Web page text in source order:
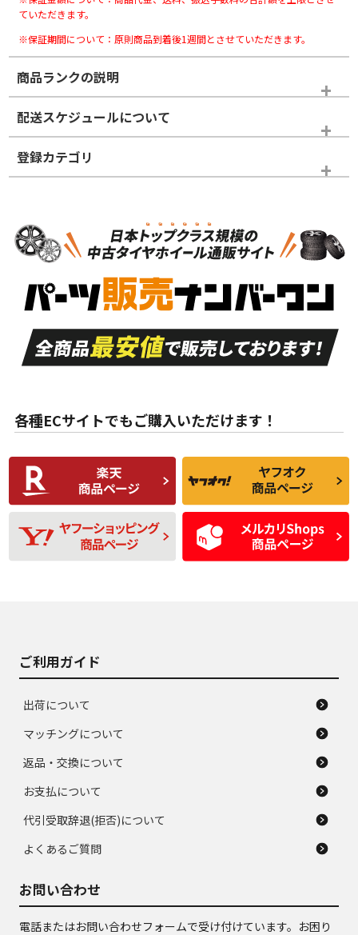
ていただきます。
※保証期間について：原則商品到着後1週間とさせていただきます。
商品ランクの説明
※商品ランクは出品者の主観により判断しておりますので、あら
かじめご了承ください。
ホイールランク
S
品）
S
新車外し品（新古
付き
A
走行距離も少なく、
目立つ傷もほとんど
ない中古品
A
走行距離も少なく、
非常に状態の良い中
古品
な中古品
んどない中古品
C
比較的きれいな中古
品
C
られるが、使用に問
題のない中古品
D
使用感や目立つ傷が
あり、一般的な中古
品
D
残り溝も少なく、偏
磨耗がみられ、短期
間使用できるくらい
の中古品
配送スケジュールについて
登録カテゴリ
スタッドレスタイヤホイールセット
各種ECサイトでもご購入いただけます！
ご利用ガイド
出荷について
マッチングについて
返品・交換について
お支払について
代引受取辞退(拒否)について
よくあるご質問
お問い合わせ
電話またはお問い合わせフォームで受け付けています。お困り